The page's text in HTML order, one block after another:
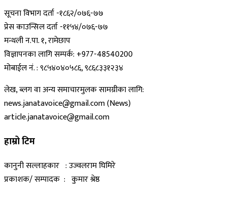
सूचना विभाग दर्ता -१८६२/०७६-७७
प्रेस काउन्सिल दर्ता -११५४/०७६-७७
मन्थली न.पा. १, रामेछाप
विज्ञापनका लागि सम्पर्क: +977-48540200
मोबाईल नं. : ९८५४०४०५८६, ९८६८३३१२३४
लेख, ब्लग वा अन्य समाचारमुलक सामग्रीका लागि:
news.janatavoice@gmail.com (News)
article.janatavoice@gmail.com
हाम्रो टिम
कानुनी सल्लाहकार : उज्वलराम घिमिरे
प्रकाशक/ सम्पादक : कुमार श्रेष्ठ